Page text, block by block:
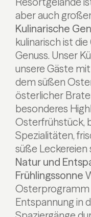
aber auch
Kulinarische
kulinarisch ist
Genuss. Unser
unsere Gäste
dem süßen
österlicher
besonderes
Osterfrühstück,
Spezialitäten,
süße Leckereien
Natur und
Frühlingssonne
Osterprogramm
Entspannung in